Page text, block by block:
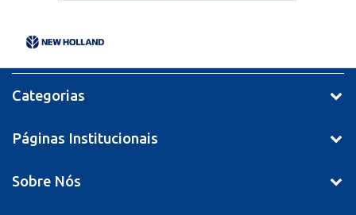
Categorias
Páginas Institucionais
Sobre Nós